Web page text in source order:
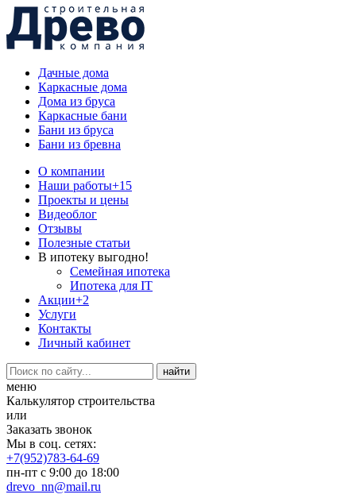
Дачные дома
Каркасные дома
Дома из бруса
Каркасные бани
Бани из бруса
Бани из бревна
О компании
Наши работы+15
Проекты и цены
Видеоблог
Отзывы
Полезные статьи
В ипотеку выгодно!
Семейная ипотека
Ипотека для IT
Акции+2
Услуги
Контакты
Личный кабинет
меню
Калькулятор строительства
или
Заказать звонок
Мы в соц. сетях:
+7(952)783-64-69
пн-пт с 9:00 до 18:00
drevo_nn@mail.ru